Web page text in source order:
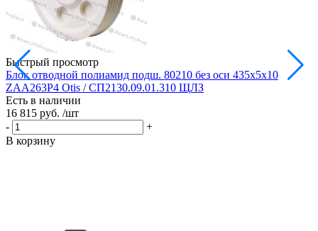
Быстрый просмотр
Блок отводной полиамид подш. 80210 без оси 435х5х10
ZAA263P4 Otis / СП2130.09.01.310 ЩЛЗ
Есть в наличии
16 815 руб. /шт
-
+
В корзину